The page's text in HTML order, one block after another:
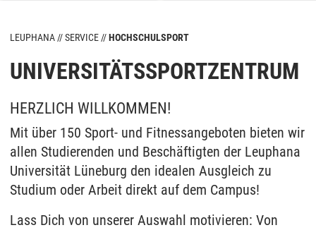
LEUPHANA SERVICE HOCHSCHULSPORT
UNIVERSITÄTSSPORTZENTRUM
HERZLICH WILLKOMMEN!
Mit über 150 Sport- und Fitnessangeboten bieten wir
allen Studierenden und Beschäftigten der Leuphana
Universität Lüneburg den idealen Ausgleich zu
Studium oder Arbeit direkt auf dem Campus!
Lass Dich von unserer Auswahl motivieren: Von